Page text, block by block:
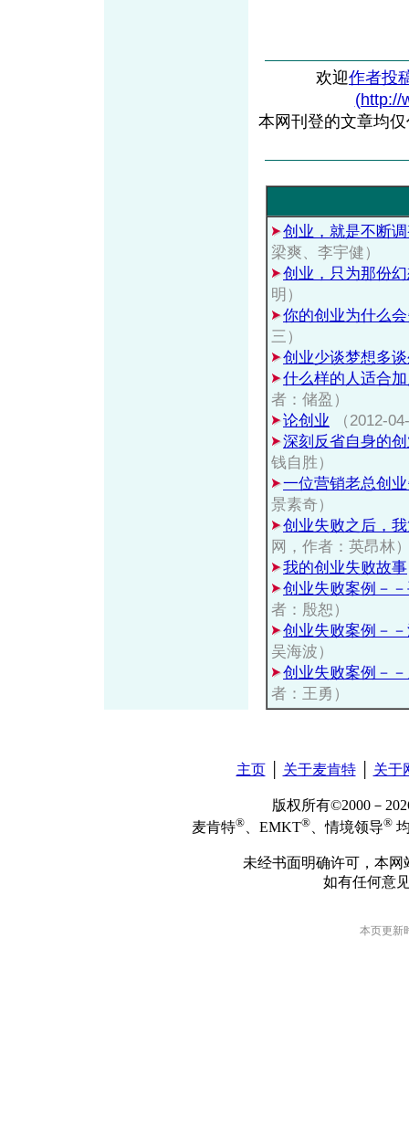
欢迎作者投
(http://
本网刊登的文章均
创业，就是不断
梁爽、李宇健）
创业，只为那份
明）
你的创业为什么
三）
创业少谈梦想多
什么样的人适合
者：储盈）
论创业
（2012-
深刻反省自身的
钱自胜）
一位营销老总创
景素奇）
创业失败之后，
网，作者：英昂林
我的创业失败故事
创业失败案例－
者：殷恕）
创业失败案例－
吴海波）
创业失败案例－
者：王勇）
主页│ 关于麦肯特│ 关于
版权所有©2000－
麦肯特® 、EMKT® 、情境领导®
未经书面明确许可，本
如有任何意
本页更新